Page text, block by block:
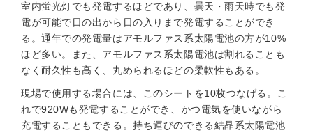
室内蛍光灯でも発電するほどであり、曇天・雨天時でも発
電が可能で日の出から日の入りまで発電することができ
る。通年での発電量はアモルファス系太陽電池の方が10%
ほど多い。また、アモルファス系太陽電池は割れることも
なく耐久性も高く、丸められるほどの柔軟性もある。
現場で使用する場合には、このシートを10枚つなげる。こ
れで920Wも発電することができ、かつ電気を使いながら
充電することもできる。持ち運びのできる結晶系太陽電池